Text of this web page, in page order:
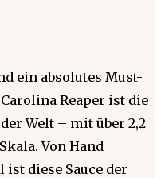
ein absolutes Must-
Reaper ist die
Welt – mit über 2,2
Von Hand
diese Sauce der